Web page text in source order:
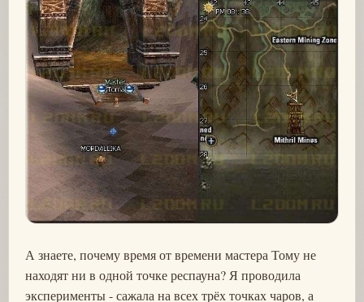
А знаете, почему время от времени мастера Тому не
находят ни в одной точке респауна? Я проводила
эксперименты - сажала на всех трёх точках чаров, а